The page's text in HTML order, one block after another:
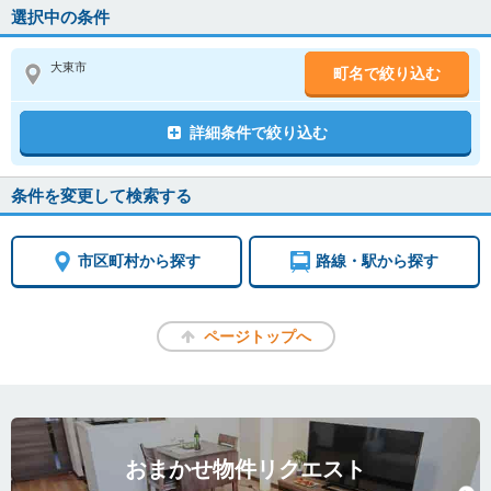
選択中の条件
大東市 町名で絞り込む
詳細条件で絞り込む
条件を変更して検索する
市区町村から探す 路線・駅から探す
ページトップへ
おまかせ物件リクエスト